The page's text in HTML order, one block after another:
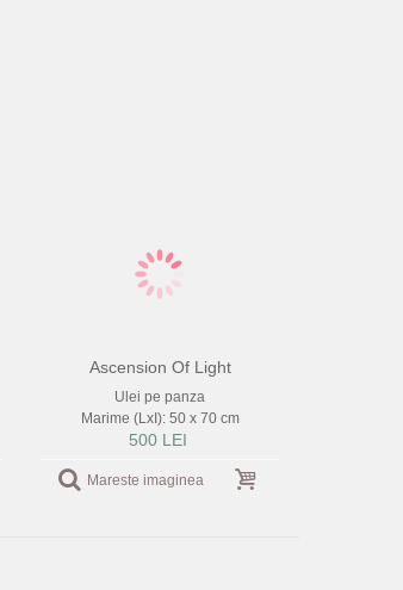
Ascension Of Light
Ulei pe panza
Marime (LxI): 50 x 70 cm
500 LEI
Mareste imaginea